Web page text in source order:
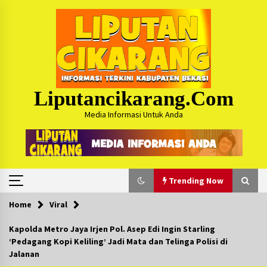
Liputancikarang.com
Media Informasi Untuk Anda
Trending Now
Trending Now
Posko Mudik Kosmi Jurpala 2026 Hadirkan
Home Viral
Kapolda Metro Jaya Irjen Pol. Asep Edi Ingin Starling
‘Pedagang Kopi Keliling’ Jadi Mata dan Telinga Polisi di
Jalanan